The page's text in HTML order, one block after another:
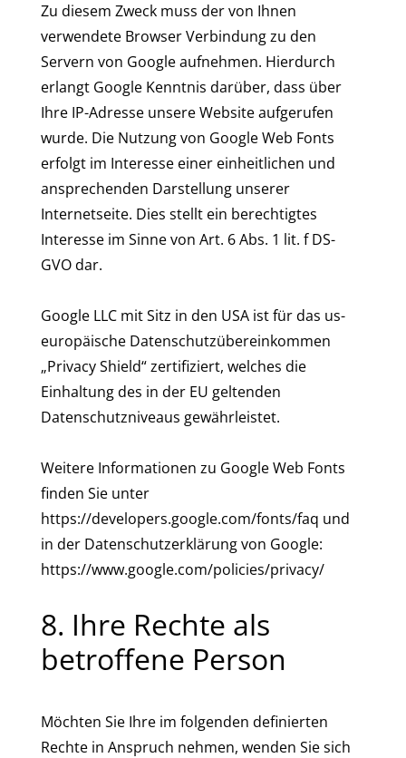
Zu diesem Zweck muss der von Ihnen
verwendete Browser Verbindung zu den
Servern von Google aufnehmen. Hierdurch
erlangt Google Kenntnis darüber, dass über
Ihre IP-Adresse unsere Website aufgerufen
wurde. Die Nutzung von Google Web Fonts
erfolgt im Interesse einer einheitlichen und
ansprechenden Darstellung unserer
Internetseite. Dies stellt ein berechtigtes
Interesse im Sinne von Art. 6 Abs. 1 lit. f DS-
GVO dar.
Google LLC mit Sitz in den USA ist für das us-
europäische Datenschutzübereinkommen
„Privacy Shield“ zertifiziert, welches die
Einhaltung des in der EU geltenden
Datenschutzniveaus gewährleistet.
Weitere Informationen zu Google Web Fonts
finden Sie unter
https://developers.google.com/fonts/faq und
in der Datenschutzerklärung von Google:
https://www.google.com/policies/privacy/
8. Ihre Rechte als
betroffene Person
Möchten Sie Ihre im folgenden definierten
Rechte in Anspruch nehmen, wenden Sie sich